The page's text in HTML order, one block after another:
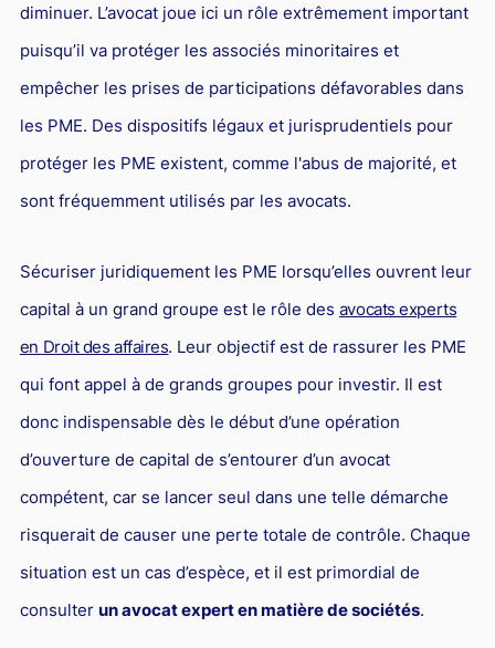
diminuer. L’avocat joue ici un rôle extrêmement important
puisqu’il va protéger les associés minoritaires et
empêcher les prises de participations défavorables dans
les PME. Des dispositifs légaux et jurisprudentiels pour
protéger les PME existent, comme l'abus de majorité, et
sont fréquemment utilisés par les avocats.
Sécuriser juridiquement les PME lorsqu’elles ouvrent leur
capital à un grand groupe est le rôle des avocats experts
en Droit des affaires. Leur objectif est de rassurer les PME
qui font appel à de grands groupes pour investir. Il est
donc indispensable dès le début d’une opération
d’ouverture de capital de s’entourer d’un avocat
compétent, car se lancer seul dans une telle démarche
risquerait de causer une perte totale de contrôle. Chaque
situation est un cas d’espèce, et il est primordial de
consulter un avocat expert en matière de sociétés.